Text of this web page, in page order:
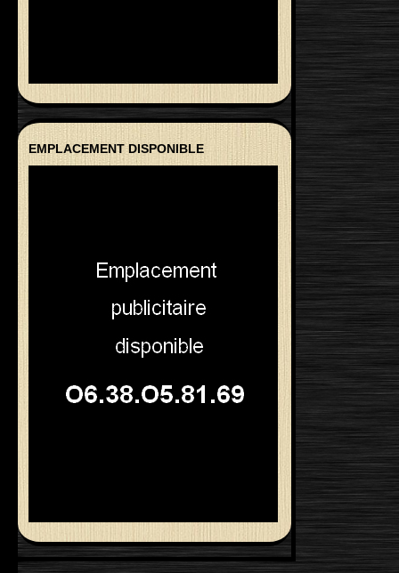
EMPLACEMENT DISPONIBLE